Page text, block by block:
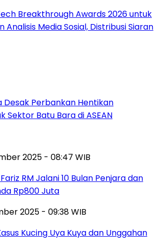
Breakthrough Awards 2026 untuk
Analisis Media Sosial, Distribusi Siaran
Desak Perbankan Hentikan
Sektor Batu Bara di ASEAN
2025 - 08:47 WIB
RM Jalani 10 Bulan Penjara dan
Rp800 Juta
2025 - 09:38 WIB
Kucing Uya Kuya dan Unggahan